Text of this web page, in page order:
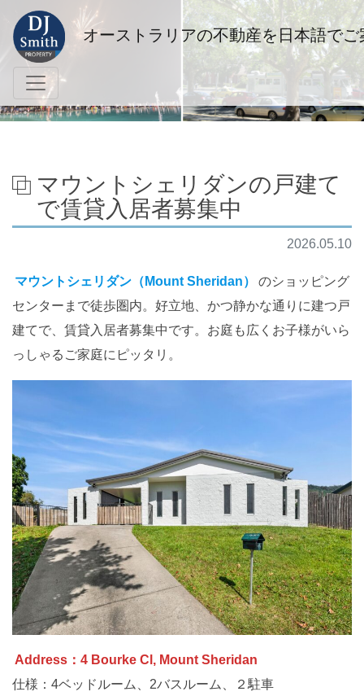
オーストラリアの不動産を日本語でご
マウントシェリダンの戸建て
で賃貸入居者募集中
2026.05.10
マウントシェリダン（Mount Sheridan）
のショッピング
センターまで徒歩圏内。好立地、かつ静かな通りに建つ戸
建てで、賃貸入居者募集中です。お庭も広くお子様がいら
っしゃるご家庭にピッタリ。
Address：4 Bourke Cl, Mount Sheridan
仕様：4ベッドルーム、2バスルーム、２駐車